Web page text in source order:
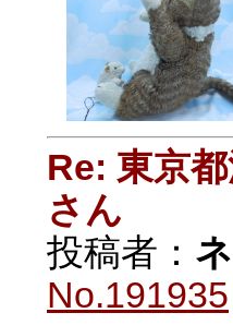
Re: 東京
さん
投稿者：
No.191935